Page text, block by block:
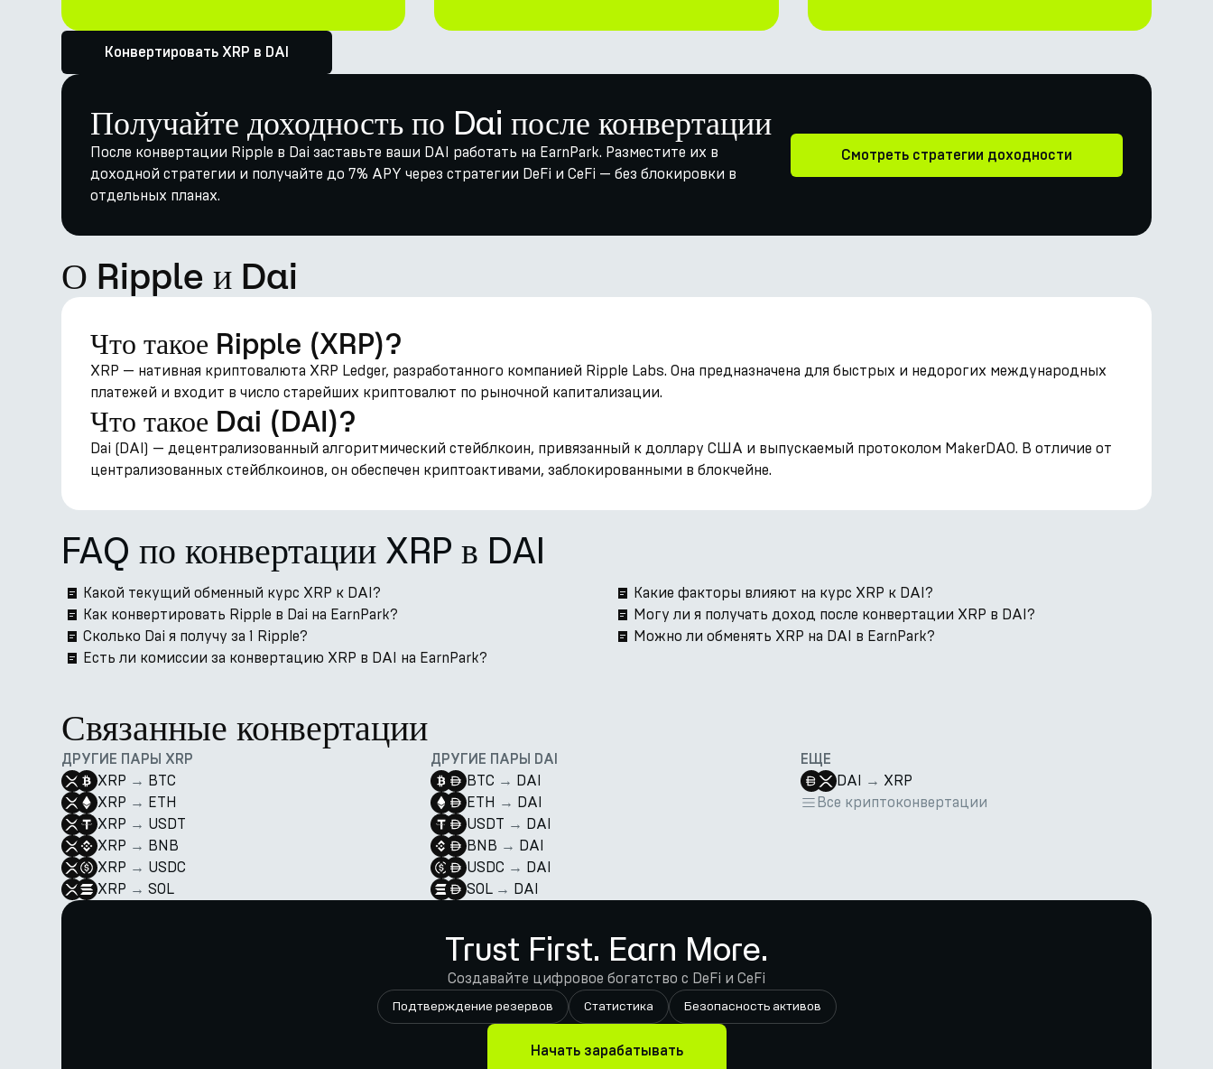
Конвертировать XRP в DAI
Получайте доходность по Dai после конвертации
После конвертации Ripple в Dai заставьте ваши DAI работать на EarnPark. Разместите их в
доходной стратегии и получайте до 7% APY через стратегии DeFi и CeFi — без блокировки в
отдельных планах.
Смотреть стратегии доходности
О Ripple и Dai
Что такое Ripple (XRP)?
XRP — нативная криптовалюта XRP Ledger, разработанного компанией Ripple Labs. Она предназначена для быстрых и недорогих международных
платежей и входит в число старейших криптовалют по рыночной капитализации.
Что такое Dai (DAI)?
Dai (DAI) — децентрализованный алгоритмический стейблкоин, привязанный к доллару США и выпускаемый протоколом MakerDAO. В отличие от
централизованных стейблкоинов, он обеспечен криптоактивами, заблокированными в блокчейне.
FAQ по конвертации XRP в DAI
Какой текущий обменный курс XRP к DAI?
Как конвертировать Ripple в Dai на EarnPark?
Сколько Dai я получу за 1 Ripple?
Есть ли комиссии за конвертацию XRP в DAI на EarnPark?
Какие факторы влияют на курс XRP к DAI?
Могу ли я получать доход после конвертации XRP в DAI?
Можно ли обменять XRP на DAI в EarnPark?
Связанные конвертации
ДРУГИЕ ПАРЫ XRP
XRP → BTC
XRP → ETH
XRP → USDT
XRP → BNB
XRP → USDC
XRP → SOL
ДРУГИЕ ПАРЫ DAI
BTC → DAI
ETH → DAI
USDT → DAI
BNB → DAI
USDC → DAI
SOL → DAI
ЕЩЕ
DAI → XRP
Все криптоконвертации
Trust First. Earn More.
Создавайте цифровое богатство с DeFi и CeFi
Подтверждение резервов Статистика Безопасность активов
Начать зарабатывать